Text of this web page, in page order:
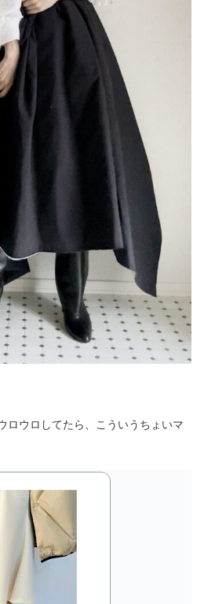
ロウロしてたら、こういうちょいマ